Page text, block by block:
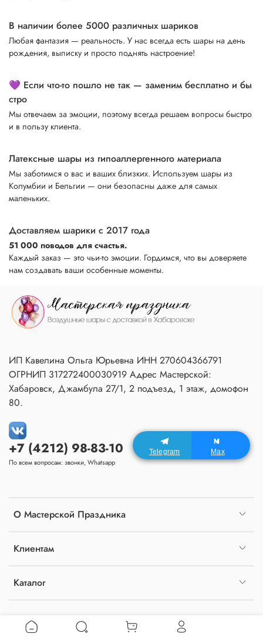
В наличии более 5000 различных шариков
Любая фантазия — реальность. У нас всегда есть шары на день
рождения, выписку и просто поднять настроение!
💜 Если что-то пошло не так — заменим бесплатно и бы
стро
Мы отвечаем за эмоции, поэтому всегда решаем вопросы быстро
и в пользу клиента.
Латексные шары из гипоаллергенного материала
Мы заботимся о вас и ваших близких. Используем шары из
Колумбии и Бельгии — они безопасны даже для самых
маленьких.
Доставляем шарики с 2017 года
51 000 поводов для счастья.
Каждый заказ — это чьи-то эмоции. Гордимся, что вы доверяете
нам создавать ваши особенные моменты.
О Мастерской Праздника
Клиентам
Каталог
+7 (4212) 98-83-10
По всем вопросам: звонки, Whatsapp
ИП Кавелина Ольга Юрьевна ИНН 270604366791
ОГРНИП 317272400030919 Адрес Мастерской:
Хабаровск, Джамбула 27/1, 2 подъезд, 1 этаж, домофон
80.
Telegram Max